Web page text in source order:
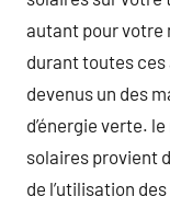
autant pour votre
durant toutes ces
devenus un des
d’énergie verte.
solaires provient
de l’utilisation